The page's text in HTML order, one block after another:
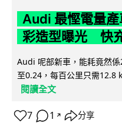
Audi 最慳電量
彩造型曝光 快
Audi 呢部新車，能耗竟然
至0.24，每百公里只需12.8
閱讀全文
7 1 ↗ 分享